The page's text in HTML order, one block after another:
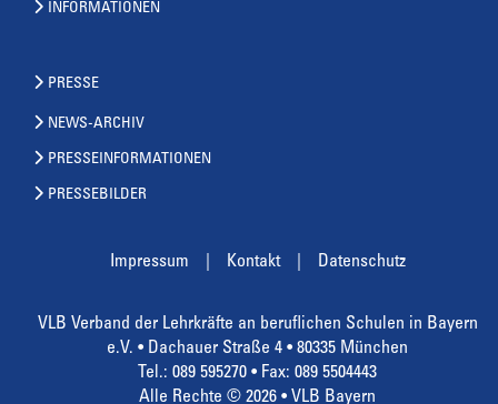
INFORMATIONEN
PRESSE
NEWS-ARCHIV
PRESSEINFORMATIONEN
PRESSEBILDER
Impressum Kontakt Datenschutz
VLB Verband der Lehrkräfte an beruflichen Schulen in Bayern
e.V. • Dachauer Straße 4 • 80335 München
Tel.: 089 595270 • Fax: 089 5504443
Alle Rechte © 2026 • VLB Bayern